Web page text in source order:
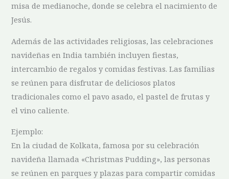
misa ‌de medianoche, donde se ‍celebra el nacimiento⁣ de
‌Jesús.
Además⁣ de las actividades religiosas, las celebraciones
navideñas en India también incluyen fiestas,
intercambio de regalos y comidas festivas. ⁣Las familias
se reúnen para disfrutar de deliciosos platos
tradicionales‍ como el pavo asado,⁤ el ​pastel de frutas ​y
el vino caliente.
Ejemplo:
En la ciudad de Kolkata, famosa por su celebración
navideña llamada «Christmas⁢ Pudding», las personas
se reúnen en parques y plazas para ⁤compartir comidas‌